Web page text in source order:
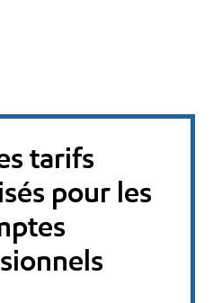
tarifs
pour les